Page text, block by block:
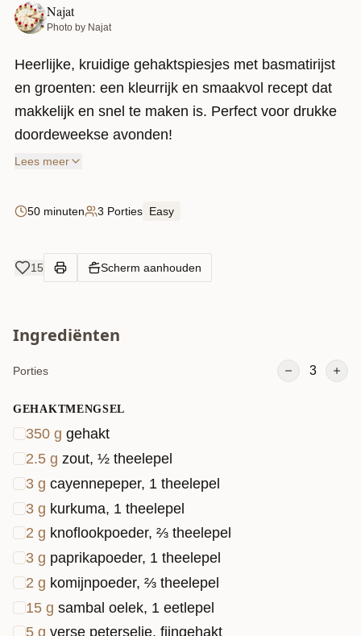
Najat
Photo by Najat
Heerlijke, kruidige gehaktspiesjes met basmatirijst
en groenten: een kleurrijk en smaakvol recept dat
makkelijk en snel te maken is. Perfect voor drukke
doordeweekse avonden!
Lees meer
50 minuten 3 Porties Easy
15 Scherm aanhouden
Ingrediënten
Porties 3
GEHAKTMENGSEL
350 g gehakt
2.5 g zout, ½ theelepel
3 g cayennepeper, 1 theelepel
3 g kurkuma, 1 theelepel
2 g knoflookpoeder, ⅔ theelepel
3 g paprikapoeder, 1 theelepel
2 g komijnpoeder, ⅔ theelepel
15 g sambal oelek, 1 eetlepel
5 g verse peterselie, fijngehakt